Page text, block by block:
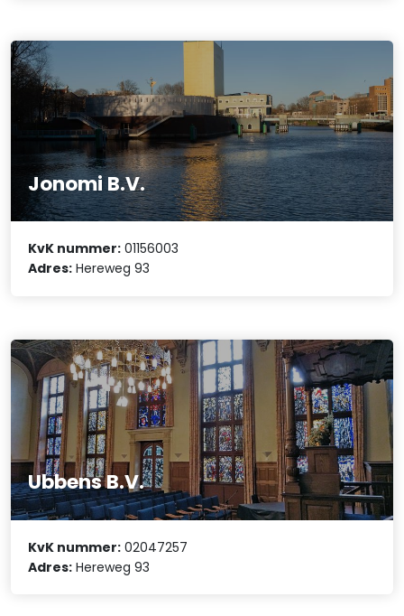
Jonomi B.V.
KvK nummer: 01156003
Adres: Hereweg 93
Ubbens B.V.
KvK nummer: 02047257
Adres: Hereweg 93